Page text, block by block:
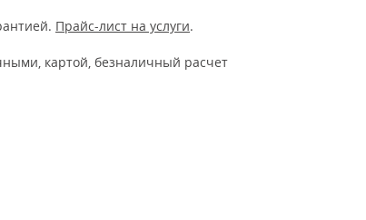
Прайс-лист на услуги.
картой, безналичный расчет